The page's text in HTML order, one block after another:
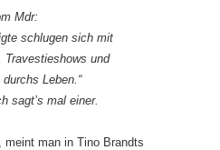
Mdr:
schlugen sich mit
Travestieshows und
Leben.“
sagt’s mal einer.
meint man in Tino Brandts